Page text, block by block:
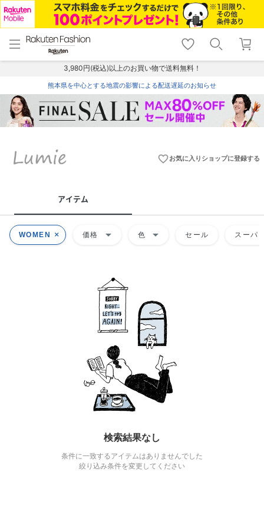
menu home
トップ
shopping_cart lock_outline
ログイン
3,980円(税込)以上のお買い物で送料無料！
熊本県を中心とする地震の影響による配送遅延のお知らせ
favorite_borderお気に入りショップに登録する
アイテム
WOMEN 価格 arrow_drop_down 色 arrow_drop_down セール スーパ
検索結果なし
条件に一致するアイテムはありませんでした
絞り込み条件を変更してください